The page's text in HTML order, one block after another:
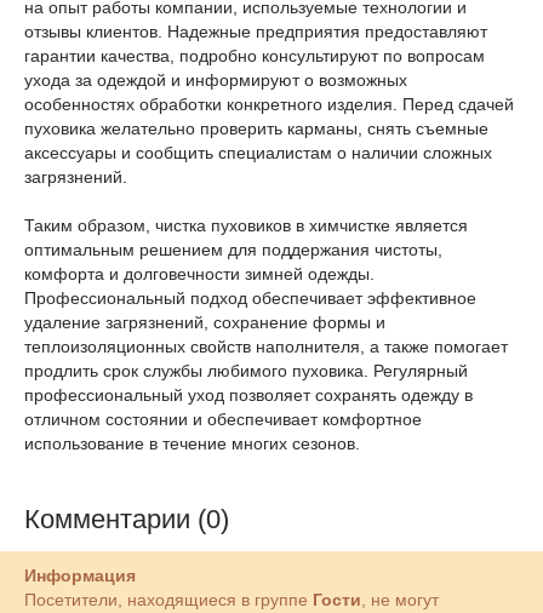
на опыт работы компании, используемые технологии и
отзывы клиентов. Надежные предприятия предоставляют
гарантии качества, подробно консультируют по вопросам
ухода за одеждой и информируют о возможных
особенностях обработки конкретного изделия. Перед сдачей
пуховика желательно проверить карманы, снять съемные
аксессуары и сообщить специалистам о наличии сложных
загрязнений.
Таким образом, чистка пуховиков в химчистке является
оптимальным решением для поддержания чистоты,
комфорта и долговечности зимней одежды.
Профессиональный подход обеспечивает эффективное
удаление загрязнений, сохранение формы и
теплоизоляционных свойств наполнителя, а также помогает
продлить срок службы любимого пуховика. Регулярный
профессиональный уход позволяет сохранять одежду в
отличном состоянии и обеспечивает комфортное
использование в течение многих сезонов.
Комментарии (0)
Информация
Посетители, находящиеся в группе Гости , не могут